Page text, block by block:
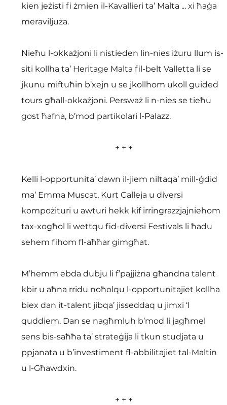
kien jeżisti fi żmien il-Kavallieri ta’ Malta ... xi ħaġa
meraviljuża.
Nieħu l-okkażjoni li nistieden lin-nies iżuru llum is-
siti kollha ta’ Heritage Malta fil-belt Valletta li se
jkunu miftuħin b’xejn u se jkollhom ukoll guided
tours għall-okkażjoni. Persważ li n-nies se tieħu
gost ħafna, b’mod partikolari l-Palazz.
+ + +
Kelli l-opportunita’ dawn il-jiem niltaqa’ mill-ġdid
ma’ Emma Muscat, Kurt Calleja u diversi
kompożituri u awturi hekk kif irringrazzjajniehom
tax-xogħol li wettqu fid-diversi Festivals li ħadu
sehem fihom fl-aħħar gimgħat.
M’hemm ebda dubju li f’pajjiżna għandna talent
kbir u aħna rridu noħolqu l-opportunitajiet kollha
biex dan it-talent jibqa’ jisseddaq u jimxi ‘l
quddiem. Dan se nagħmluh b’mod li jagħmel
sens bis-saħħa ta’ strateġija li tkun studjata u
ppjanata u b’investiment fl-abbilitajiet tal-Maltin
u l-Għawdxin.
+ + +